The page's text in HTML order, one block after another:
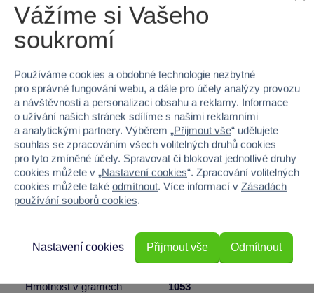
EAN 8005125501892
Kód produktu
Značka Clementoni
Řada Science & Play
Věk od 8
Pohlaví HOLKA, KLUK
Šířka 21
Hmotnost v gramech 1053
Vážíme si Vašeho
soukromí
Používáme cookies a obdobné technologie nezbytné
pro správné fungování webu, a dále pro účely analýzy provozu
a návštěvnosti a personalizaci obsahu a reklamy. Informace
o užívání našich stránek sdílíme s našimi reklamními
a analytickými partnery. Výběrem „Přijmout vše“ udělujete
souhlas se zpracováním všech volitelných druhů cookies
pro tyto zmíněné účely. Spravovat či blokovat jednotlivé druhy
cookies můžete v „Nastavení cookies“. Zpracování volitelných
cookies můžete také odmítnout. Více informací v Zásadách
používání souborů cookies.
Odmítnout
Nastavení cookies Přijmout vše